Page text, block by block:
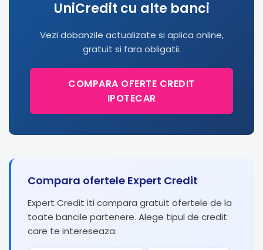
UniCredit cu alte banci
Vezi dobanzile actualizate si aplica online,
gratuit si fara obligatii.
COMPARA OFERTE CREDIT
IPOTECAR
Compara ofertele Expert Credit
Expert Credit iti compara gratuit ofertele de la
toate bancile partenere. Alege tipul de credit
care te intereseaza: